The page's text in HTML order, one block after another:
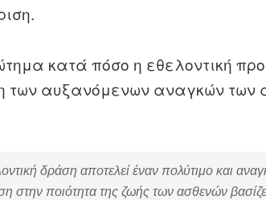
κατά πόσο η εθελοντική
των αυξανόμενων αναγκών των
δράση αποτελεί έναν πολύτιμο και
στην ποιότητα της ζωής των ασθενών